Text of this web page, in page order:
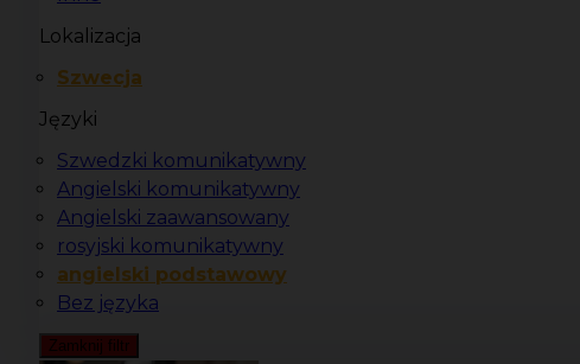
Lokalizacja
Szwecja
Języki
Szwedzki komunikatywny
Angielski komunikatywny
Angielski zaawansowany
rosyjski komunikatywny
angielski podstawowy
Bez języka
Zamknij filtr